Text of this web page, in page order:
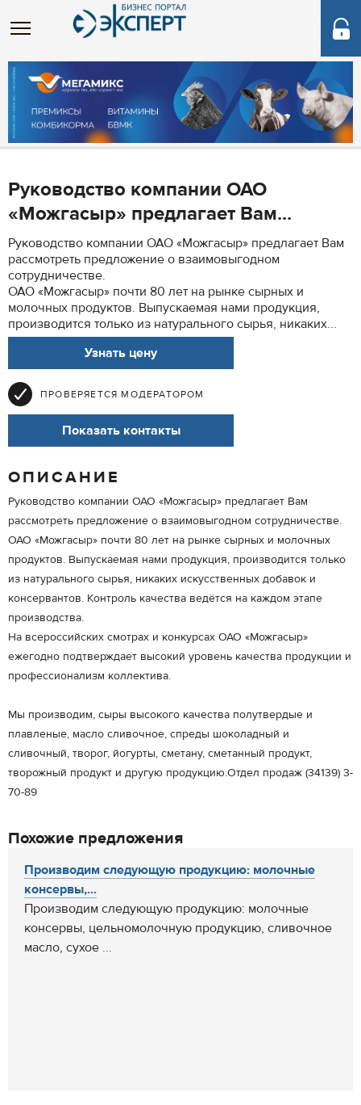
Руководство компании ОАО
«Можгасыр» предлагает Вам...
Руководство компании ОАО «Можгасыр» предлагает Вам
рассмотреть предложение о взаимовыгодном
сотрудничестве.
ОАО «Можгасыр» почти 80 лет на рынке сырных и
молочных продуктов. Выпускаемая нами продукция,
производится только из натурального сырья, никаких...
Узнать цену
ПРОВЕРЯЕТСЯ МОДЕРАТОРОМ
Показать контакты
ОПИСАНИЕ
Руководство компании ОАО «Можгасыр» предлагает Вам
рассмотреть предложение о взаимовыгодном сотрудничестве.
ОАО «Можгасыр» почти 80 лет на рынке сырных и молочных
продуктов. Выпускаемая нами продукция, производится только
из натурального сырья, никаких искусственных добавок и
консервантов. Контроль качества ведётся на каждом этапе
производства.
На всероссийских смотрах и конкурсах ОАО «Можгасыр»
ежегодно подтверждает высокий уровень качества продукции и
профессионализм коллектива.
Мы производим, сыры высокого качества полутвердые и
плавленые, масло сливочное, спреды шоколадный и
сливочный, творог, йогурты, сметану, сметанный продукт,
творожный продукт и другую продукцию.Отдел продаж (34139) 3-
70-89
Похожие предложения
Производим следующую продукцию: молочные
консервы,...
Производим следующую продукцию: молочные
консервы, цельномолочную продукцию, сливочное
масло, сухое ...